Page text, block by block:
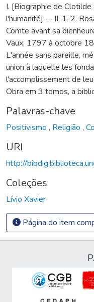
I. [Biographie de
l'humanité] -- II. 1-2.
Comte avant sa
Vaux, 1797 à octobre
L'année sans pareille,
union à laquelle les
l'accomplissement de
Obra em 3 tomos, a
Palavras-chave
Positivismo , Religião ,
URI
http://
Coleções
Lívio Xavier
Página do item